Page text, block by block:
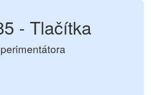
- Tlačítka